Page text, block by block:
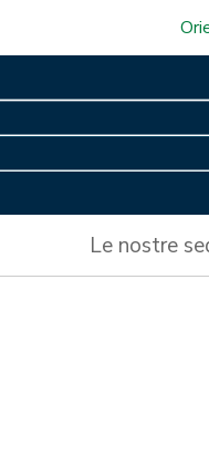
Le nostre